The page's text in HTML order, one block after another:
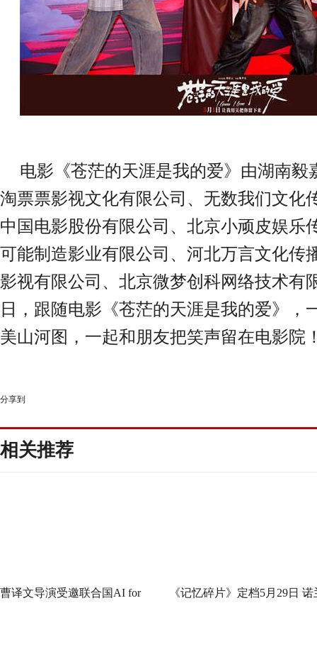
电影《苍茫的天涯是我的爱》由湖南毅
淘票票影视文化有限公司、无数我们文化
中国电影股份有限公司、北京小顽皮娱乐
可能制造影业有限公司、河北万言文化传
影视有限公司、北京微梦创科网络技术有
日，跟随电影《苍茫的天涯是我的爱》，
美山河图，一起和朋友把笑声留在电影院
分享到
相关推荐
曹译文导演受邀联合国AI for 《记忆碎片》定档5月29日 诺